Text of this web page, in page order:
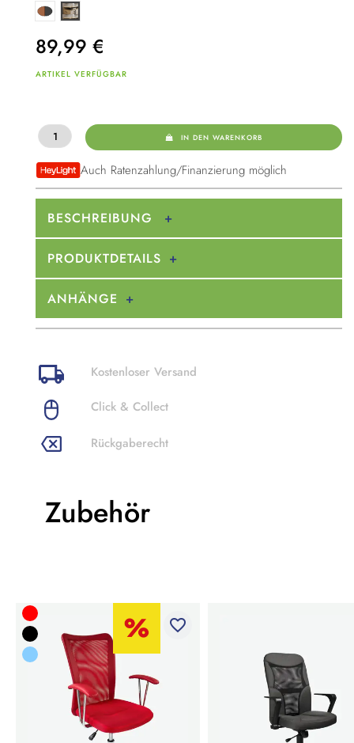
Artisan Eiche/anthrazit
Artisan Eiche/Kaschmir
89,99 €
ARTIKEL VERFÜGBAR
IN DEN WARENKORB
Auch Ratenzahlung/Finanzierung möglich
BESCHREIBUNG
PRODUKTDETAILS
ANHÄNGE
Kostenloser Versand
Click & Collect
Rückgaberecht
Zubehör
favorite_border